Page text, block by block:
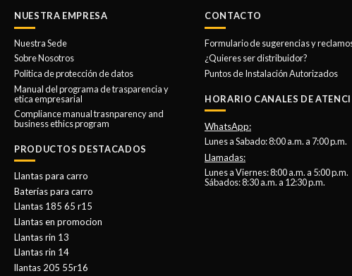
NUESTRA EMPRESA
Nuestra Sede
Sobre Nosotros
Politica de protección de datos
Manual del programa de trasparencia y
etica empresarial
Compliance manual trasnparency and
business ethics program
PRODUCTOS DESTACADOS
Llantas para carro
Baterías para carro
Llantas 185 65 r15
Llantas en promocion
Llantas rin 13
Llantas rin 14
llantas 205 55r16
CONTACTO
Formulario de sugerencias y
¿Quieres ser distribuidor?
Puntos de Instalación Autorizados
HORARIO CANALES DE
WhatsApp:
Lunes a Sabado: 8:00 a.m. a 7:00 p.m.
Llamadas:
Lunes a Viernes: 8:00 a.m. a 5:00 p.m.
Sábados: 8:30 a.m. a 12:30 p.m.